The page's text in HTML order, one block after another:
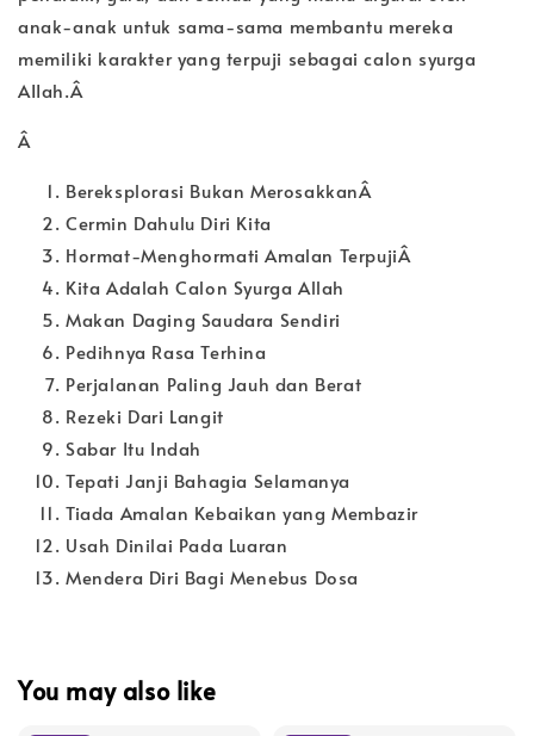
anak-anak untuk sama-sama membantu mereka
memiliki karakter yang terpuji sebagai calon syurga
AIIah.Â
Â
Bereksplorasi Bukan MerosakkanÂ
Cermin Dahulu Diri Kita
Hormat-Menghormati Amalan TerpujiÂ
Kita Adalah Calon Syurga Allah
Makan Daging Saudara Sendiri
Pedihnya Rasa Terhina
Perjalanan Paling Jauh dan Berat
Rezeki Dari Langit
Sabar Itu Indah
Tepati Janji Bahagia Selamanya
Tiada Amalan Kebaikan yang Membazir
Usah Dinilai Pada Luaran
Mendera Diri Bagi Menebus Dosa
You may also like